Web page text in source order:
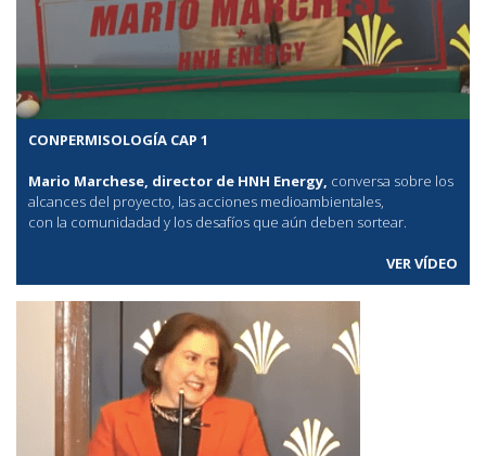
CONPERMISOLOGÍA CAP 1
Mario Marchese, director de HNH Energy, conversa sobre los
alcances del proyecto, las acciones medioambientales,
con la comunidadad y los desafíos que aún deben sortear.
VER VÍDEO